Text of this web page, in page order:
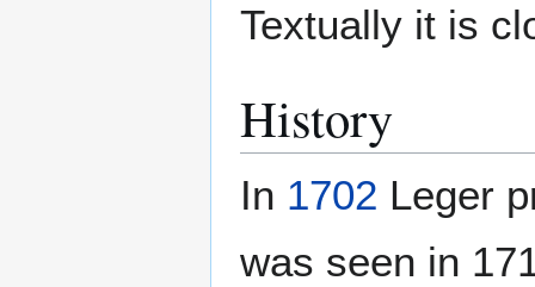
Textually it is
History
In 1702 Leger
was seen in